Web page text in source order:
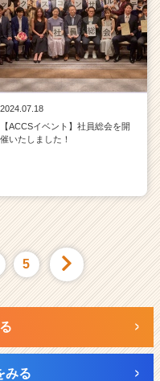
2024.07.18
【ACCSイベント】社員総会を開
催いたしました！
5
みる